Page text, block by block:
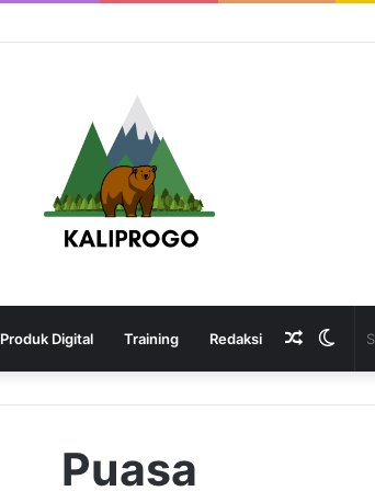
Produk Digital Training Redaksi
skin
Random
Article
Puasa